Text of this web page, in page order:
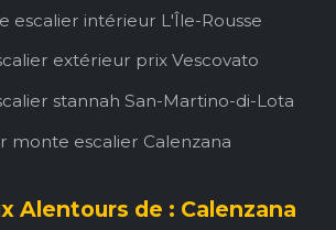
escalier intérieur L'Île-Rousse
extérieur prix Vescovato
stannah San-Martino-di-Lota
monte escalier Calenzana
Alentours de : Calenzana